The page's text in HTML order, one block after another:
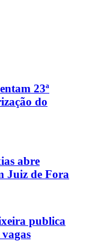
23ª
do
abre
Juiz de Fora
publica